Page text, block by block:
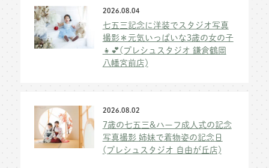
2026.08.04
七五三記念に洋装でスタジオ写真
撮影＊元気いっぱいな3歳の女の子
👧💕(プレシュスタジオ 鎌倉鶴岡
八幡宮前店)
2026.08.02
7歳の七五三&ハーフ成人式の記念
写真撮影 姉妹で着物姿の記念日
(プレシュスタジオ 自由が丘店)